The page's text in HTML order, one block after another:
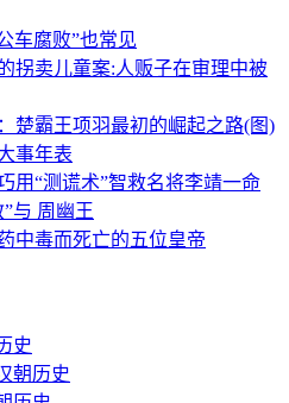
车腐败”也常见
拐卖儿童案:人贩子在审理中被
楚霸王项羽最初的崛起之路(图)
事年表
用“测谎术”智救名将李靖一命
与 周幽王
中毒而死亡的五位皇帝
史
朝历史